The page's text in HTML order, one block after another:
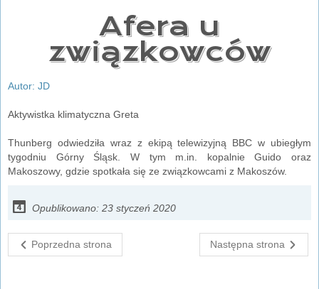
Afera u
związkowców
Autor: JD
Aktywistka klimatyczna Greta
Thunberg odwiedziła wraz z ekipą telewizyjną BBC w ubiegłym
tygodniu Górny Śląsk. W tym m.in. kopalnie Guido oraz
Makoszowy, gdzie spotkała się ze związkowcami z Makoszów.
Opublikowano: 23 styczeń 2020
Poprzedna strona Następna strona